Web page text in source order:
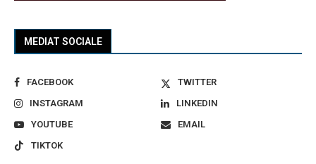
MEDIAT SOCIALE
FACEBOOK
TWITTER
INSTAGRAM
LINKEDIN
YOUTUBE
EMAIL
TIKTOK